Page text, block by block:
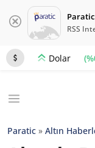
RSS
Dolar
Paratic » Altın